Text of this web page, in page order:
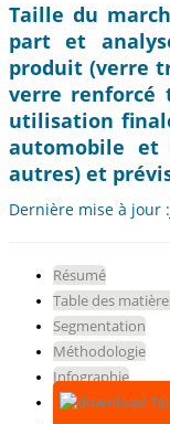
Taille du
part et
produit (verre
verre renforcé
utilisation
automobile et
autres) et
Dernière mise à jour
Résumé
Table des
Segmentation
Méthodologie
Infographie